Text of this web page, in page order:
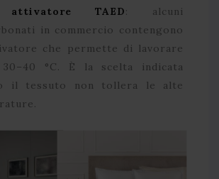
TAED: alcuni
in commercio contengono
che permette di lavorare
°C. È la scelta indicata
il tessuto non tollera le alte